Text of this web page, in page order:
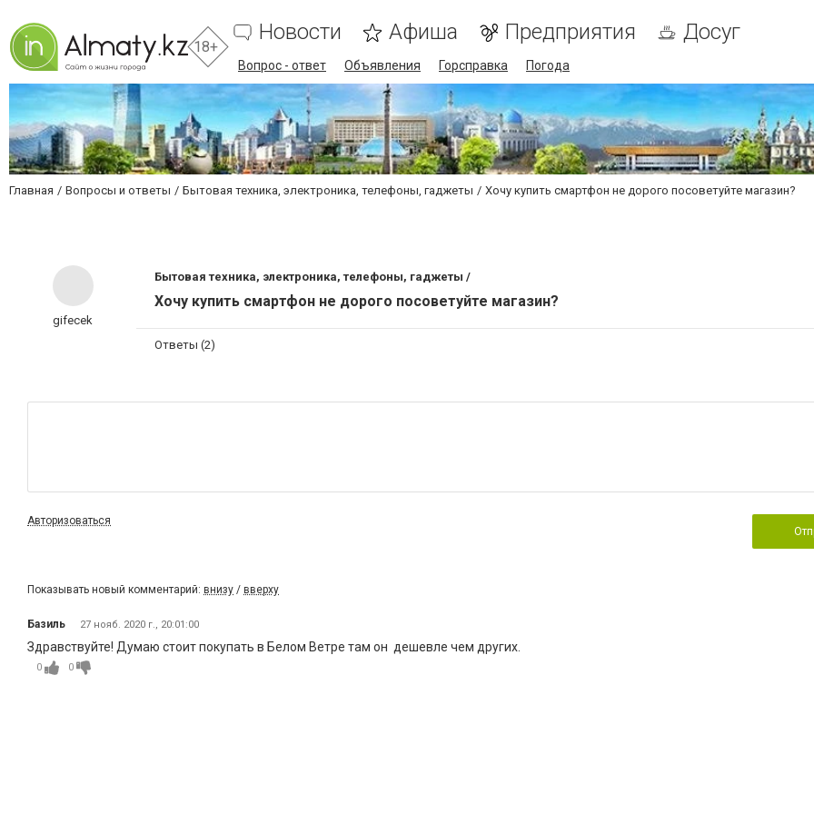
18+
Новости Афиша Предприятия Досуг
Вопрос - ответ Объявления Горсправка Погода
Главная Вопросы и ответы Бытовая техника, электроника, телефоны, гаджеты Хочу купить смартфон не дорого посоветуйте магазин?
gifecek
Бытовая техника, электроника, телефоны, гаджеты /
Хочу купить смартфон не дорого посоветуйте магазин?
Ответы (2)
Авторизоваться
Показывать новый комментарий: внизу / вверху
Базиль 27 нояб. 2020 г., 20:01:00
Здравствуйте! Думаю стоит покупать в Белом Ветре там он дешевле чем других.
0 0